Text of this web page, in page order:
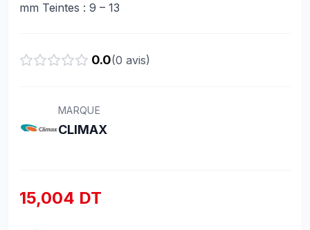
mm Teintes : 9 – 13
0.0(0 avis)
MARQUE
CLIMAX
15,004 DT